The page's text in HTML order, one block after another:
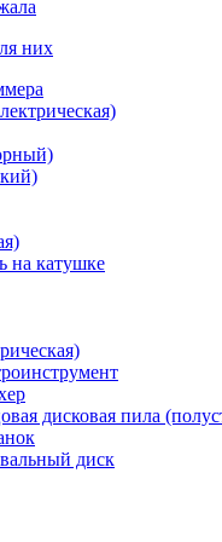
них
на катушке
дисковая пила
диск